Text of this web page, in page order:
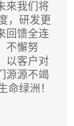
來我们将
，研发更
回馈全连
不懈努
以客户对
源源不竭
命绿洲！